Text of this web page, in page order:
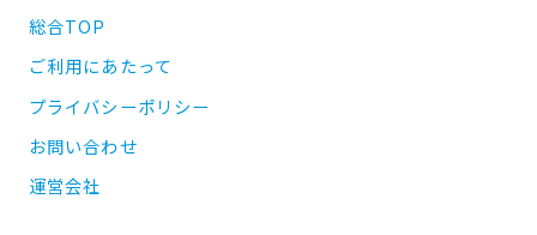
総合TOP
ご利用にあたって
プライバシーポリシー
お問い合わせ
運営会社